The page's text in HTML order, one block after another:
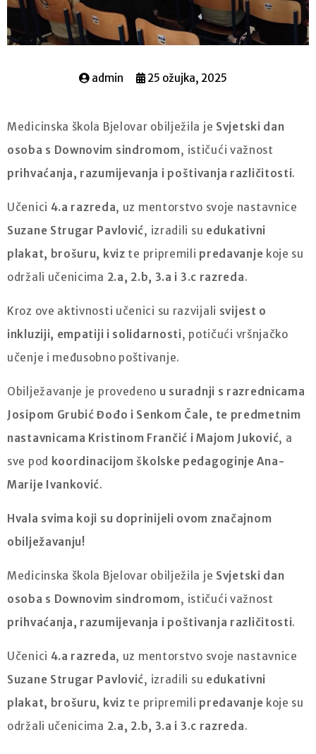
admin 25 ožujka, 2025
Medicinska škola Bjelovar obilježila je Svjetski dan
osoba s Downovim sindromom, ističući važnost
prihvaćanja, razumijevanja i poštivanja različitosti.
Učenici 4.a razreda, uz mentorstvo svoje nastavnice
Suzane Strugar Pavlović, izradili su edukativni
plakat, brošuru, kviz te pripremili predavanje koje su
održali učenicima 2.a, 2.b, 3.a i 3.c razreda.
Kroz ove aktivnosti učenici su razvijali svijest o
inkluziji, empatiji i solidarnosti, potičući vršnjačko
učenje i međusobno poštivanje.
Obilježavanje je provedeno u suradnji s razrednicama
Josipom Grubić Đođo i Senkom Čale, te predmetnim
nastavnicama Kristinom Frančić i Majom Juković, a
sve pod koordinacijom školske pedagoginje Ana-
Marije Ivanković.
Hvala svima koji su doprinijeli ovom značajnom
obilježavanju!
Medicinska škola Bjelovar obilježila je Svjetski dan
osoba s Downovim sindromom, ističući važnost
prihvaćanja, razumijevanja i poštivanja različitosti.
Učenici 4.a razreda, uz mentorstvo svoje nastavnice
Suzane Strugar Pavlović, izradili su edukativni
plakat, brošuru, kviz te pripremili predavanje koje su
održali učenicima 2.a, 2.b, 3.a i 3.c razreda.